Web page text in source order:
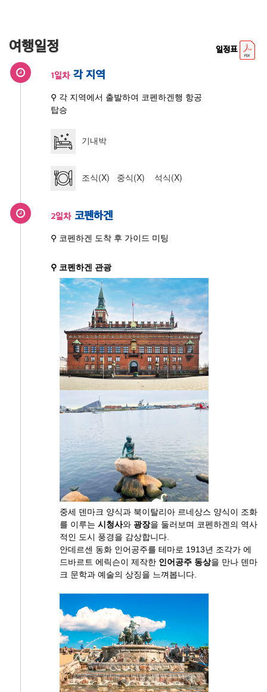
여행일정 일정표
1일차 각 지역
⚲ 각 지역에서 출발하여 코펜하겐행 항공
탑승
기내박
조식(X) 중식(X) 석식(X)
2일차 코펜하겐
⚲ 코펜하겐 도착 후 가이드 미팅
⚲ 코펜하겐 관광
중세 덴마크 양식과 북이탈리아 르네상스 양식이 조화
를 이루는 시청사와 광장을 둘러보며 코펜하겐의 역사
적인 도시 풍경을 감상합니다.
안데르센 동화 인어공주를 테마로 1913년 조각가 에
드바르트 에릭슨이 제작한 인어공주 동상을 만나 덴마
크 문학과 예술의 상징을 느껴봅니다.